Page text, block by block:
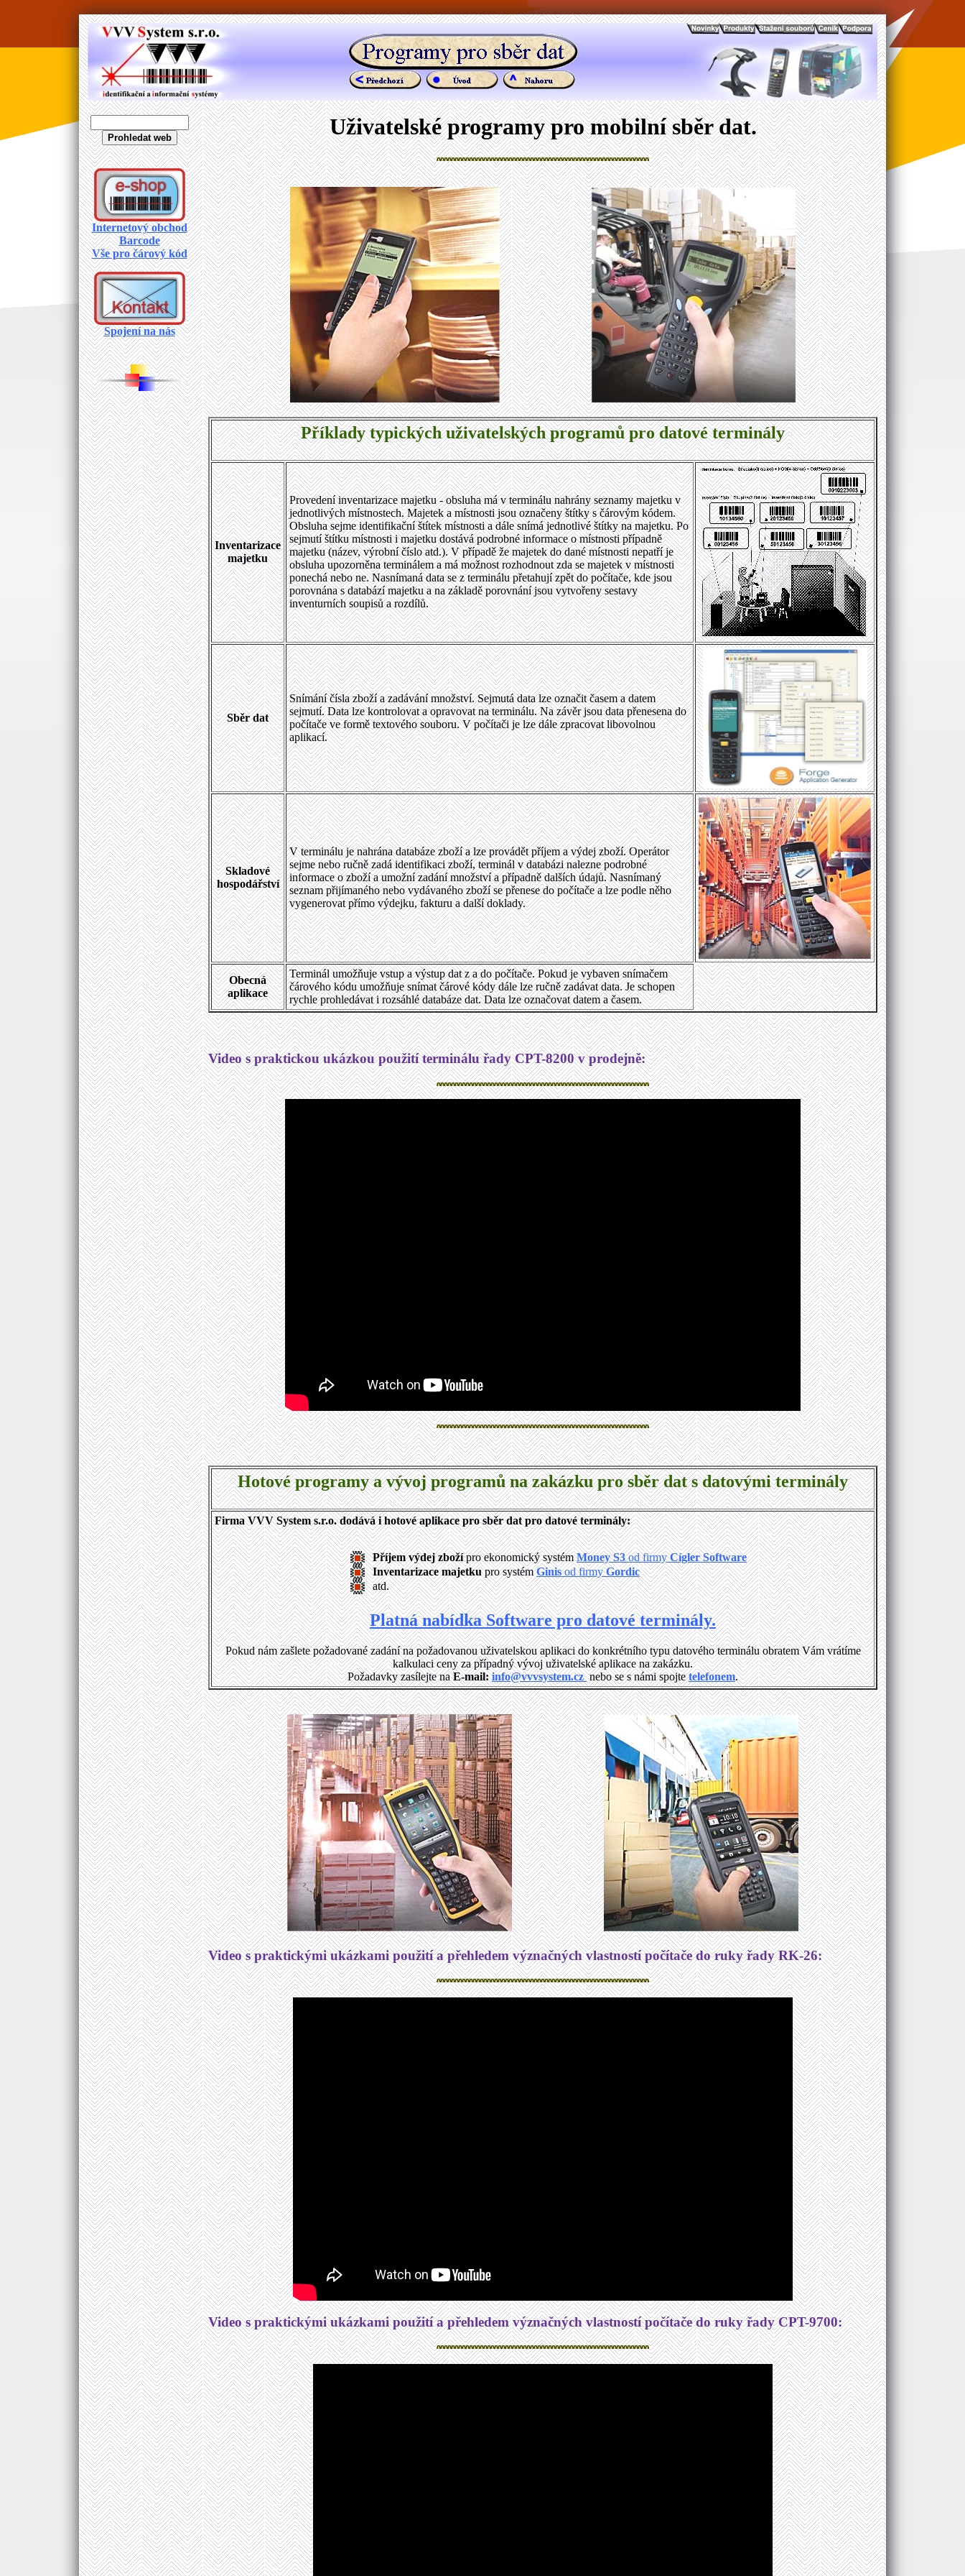
Internetový obchod
Barcode
Vše pro čárový kód
Spojení na nás
Uživatelské programy pro mobilní sběr dat.
Příklady typických uživatelských programů pro datové terminály
Inventarizace
majetku
Provedení inventarizace majetku - obsluha má v terminálu nahrány seznamy majetku v
jednotlivých místnostech. Majetek a místnosti jsou označeny štítky s čárovým kódem.
Obsluha sejme identifikační štítek místnosti a dále snímá jednotlivé štítky na majetku. Po
sejmutí štítku místnosti i majetku dostává podrobné informace o místnosti případně
majetku (název, výrobní číslo atd.). V případě že majetek do dané místnosti nepatří je
obsluha upozorněna terminálem a má možnost rozhodnout zda se majetek v místnosti
ponechá nebo ne. Nasnímaná data se z terminálu přetahují zpět do počítače, kde jsou
porovnána s databází majetku a na základě porovnání jsou vytvořeny sestavy
inventurních soupisů a rozdílů.
Sběr dat
Snímání čísla zboží a zadávání množství. Sejmutá data lze označit časem a datem
sejmutí. Data lze kontrolovat a opravovat na terminálu. Na závěr jsou data přenesena do
počítače ve formě textového souboru. V počítači je lze dále zpracovat libovolnou
aplikací.
Skladové
hospodářství
V terminálu je nahrána databáze zboží a lze provádět příjem a výdej zboží. Operátor
sejme nebo ručně zadá identifikaci zboží, terminál v databázi nalezne podrobné
informace o zboží a umožní zadání množství a případně dalších údajů. Nasnímaný
seznam přijímaného nebo vydávaného zboží se přenese do počítače a lze podle něho
vygenerovat přímo výdejku, fakturu a další doklady.
Obecná
aplikace
Terminál umožňuje vstup a výstup dat z a do počítače. Pokud je vybaven snímačem
čárového kódu umožňuje snímat čárové kódy dále lze ručně zadávat data. Je schopen
rychle prohledávat i rozsáhlé databáze dat. Data lze označovat datem a časem.
Video s praktickou ukázkou použití terminálu řady CPT-8200 v prodejně:
Hotové programy a vývoj programů na zakázku pro sběr dat s datovými terminály
Firma VVV System s.r.o. dodává i hotové aplikace pro sběr dat pro datové terminály:
Příjem výdej zbožípro ekonomický systémMoney S3od firmyCígler Software
Inventarizace majetkupro systémGinisod firmyGordic
atd.
Platná nabídka Software pro datové terminály.
Pokud nám zašlete požadované zadání na požadovanou uživatelskou aplikaci do konkrétního typu datového terminálu obratem Vám vrátíme
kalkulaci ceny za případný vývoj uživatelské aplikace na zakázku.
Požadavky zasílejte naE-mail:info@vvvsystem.cznebo se s námi spojtetelefonem.
Video s praktickými ukázkami použití a přehledem význačných vlastností počítače do ruky řady RK-26:
Video s praktickými ukázkami použití a přehledem význačných vlastností počítače do ruky řady CPT-9700: